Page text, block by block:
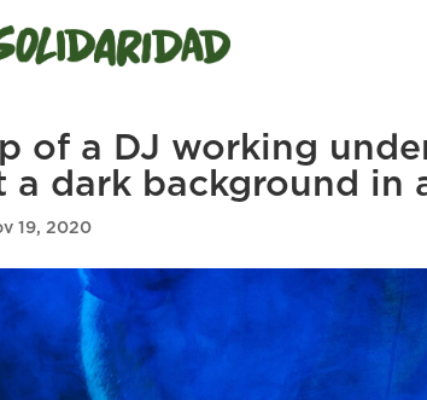
of a DJ working
a dark background in
19, 2020